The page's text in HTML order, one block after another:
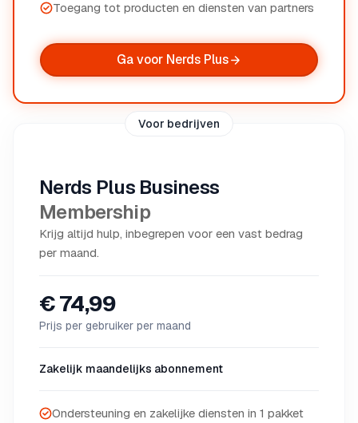
Toegang tot producten en diensten van partners
Ga voor Nerds Plus
Nerds Plus Business
Membership
Krijg altijd hulp, inbegrepen voor een vast bedrag
per maand.
€ 74,99
Prijs per gebruiker per maand
Zakelijk maandelijks abonnement
Ondersteuning en zakelijke diensten in 1 pakket
Voor bedrijven